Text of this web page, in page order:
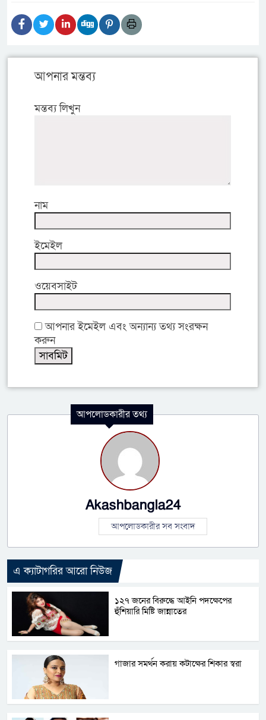
আপনার মন্তব্য
মন্তব্য লিখুন
নাম
ইমেইল
ওয়েবসাইট
আপনার ইমেইল এবং অন্যান্য তথ্য সংরক্ষন
করুন
আপলোডকারীর তথ্য
Akashbangla24
আপলোডকারীর সব সংবাদ
এ ক্যাটাগরির আরো নিউজ
১২৭ জনের বিরুদ্ধে আইনি পদক্ষেপের
হুঁশিয়ারি মিষ্টি জান্নাতের
গাজার সমর্থন করায় কটাক্ষের শিকার স্বরা